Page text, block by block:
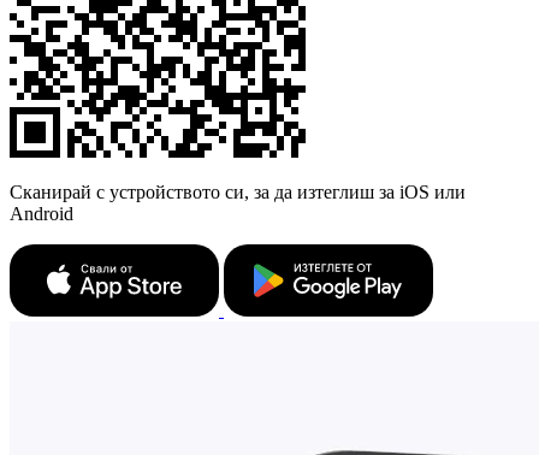
Сканирай с устройството си, за да изтеглиш за iOS или
Android